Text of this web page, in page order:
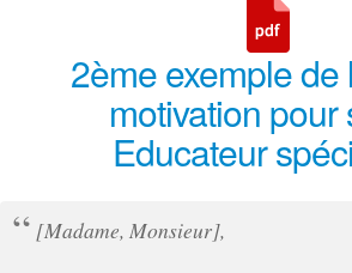
2ème exemple de
motivation pour
Educateur
[Madame, Monsieur],